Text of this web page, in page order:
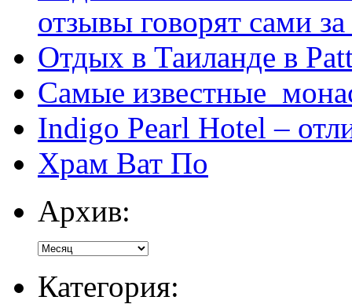
отзывы говорят сами за
Отдых в Таиланде в
Самые известные
Indigo Pearl Hotel –
Храм Ват По
Архив:
Категория: